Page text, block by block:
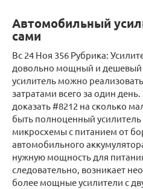
Автомобильный
сами
Вс 24 Ноя 356 Рубрика:
довольно мощный и
усилитель можно
затратами всего за один
доказать #8212 на сколько
быть полноценный усилитель
микросхемы с питанием от
автомобильного
нужную мощность для
следовательно, возникает
более мощные усилители с